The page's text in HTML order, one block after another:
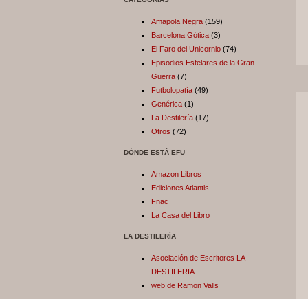
Amapola Negra (159)
Barcelona Gótica (3)
El Faro del Unicornio (74)
Episodios Estelares de la Gran
Guerra (7)
Futbolopatía (49)
Genérica (1)
La Destilería (17)
Otros (72)
DÓNDE ESTÁ EFU
Amazon Libros
Ediciones Atlantis
Fnac
La Casa del Libro
LA DESTILERÍA
Asociación de Escritores LA
DESTILERIA
web de Ramon Valls